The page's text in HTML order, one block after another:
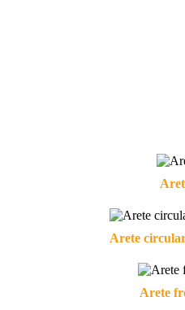
Arete
Arete